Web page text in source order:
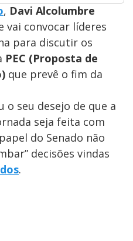
, Davi Alcolumbre
vai convocar líderes
para discutir os
PEC (Proposta de
que prevê o fim da
o seu desejo de que a
seja feita com
do Senado não
decisões vindas
.